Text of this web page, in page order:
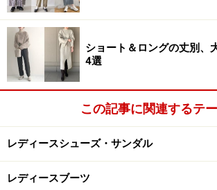
3. スリット入りニットスカー
ツ
出典：WEAR
リラックス感と女っぽさを兼ね備えた
役にしたコーデ。トップスは身体が泳
ショート＆ロングの丈別、
4選
この記事に関連するテ
レディースシューズ・サンダル
レディースブーツ